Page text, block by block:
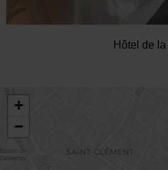
Hôtel de la